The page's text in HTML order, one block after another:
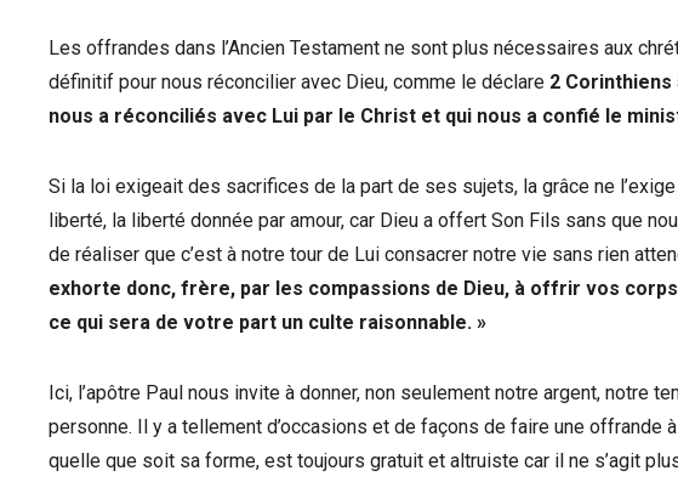
Les offrandes dans l’Ancien Testament ne sont plus nécessaires aux
définitif pour nous réconcilier avec Dieu, comme le déclare 2 Corinthiens
nous a réconciliés avec Lui par le Christ et qui nous a confié le
Si la loi exigeait des sacrifices de la part de ses sujets, la grâce ne
liberté, la liberté donnée par amour, car Dieu a offert Son Fils sans que
de réaliser que c’est à notre tour de Lui consacrer notre vie sans rien
exhorte donc, frère, par les compassions de Dieu, à offrir vos
ce qui sera de votre part un culte raisonnable. »
Ici, l’apôtre Paul nous invite à donner, non seulement notre argent, notre
personne. Il y a tellement d’occasions et de façons de faire une offrande
quelle que soit sa forme, est toujours gratuit et altruiste car il ne s’agit